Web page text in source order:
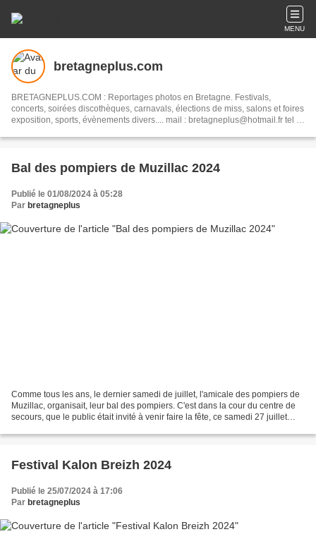
MENU
bretagneplus.com
BRETAGNEPLUS.COM : Reportages photos en Bretagne. Festivals,
concerts, soirées discothèques, carnavals, élections de miss, salons et foires
exposition, sports, évènements divers.... mail : bretagneplus@hotmail.fr tel :
Bal des pompiers de Muzillac 2024
Publié le 01/08/2024 à 05:28
Par bretagneplus
Comme tous les ans, le dernier samedi de juillet, l'amicale des pompiers de
Muzillac, organisait, leur bal des pompiers. C'est dans la cour du centre de
secours, que le public était invité à venir faire la fête, ce samedi 27 juillet
Festival Kalon Breizh 2024
Publié le 25/07/2024 à 17:06
Par bretagneplus